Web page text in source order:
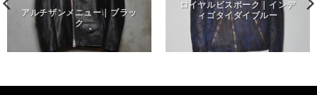
アルチザンメニュー｜ブラッ
ク
ロイヤルビスポーク｜インデ
ィゴタイダイブルー